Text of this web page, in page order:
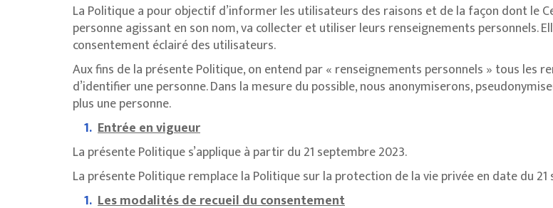
La Politique a pour objectif d’informer les utilisateurs des raisons et de la façon dont le
personne agissant en son nom, va collecter et utiliser leurs renseignements personnels.
consentement éclairé des utilisateurs.
Aux fins de la présente Politique, on entend par « renseignements personnels » tous
d’identifier une personne. Dans la mesure du possible, nous anonymiserons,
plus une personne.
Entrée en vigueur
La présente Politique s’applique à partir du 21 septembre 2023.
La présente Politique remplace la Politique sur la protection de la vie privée en date du
Les modalités de recueil du consentement